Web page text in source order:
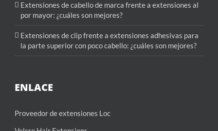
Extensiones de cabello de marca frente a extensiones al
por mayor: ¿cuáles son mejores?
Extensiones de clip frente a extensiones adhesivas para
la parte superior con poco cabello: ¿cuáles son mejores?
ENLACE
Proveedor de extensiones Loc